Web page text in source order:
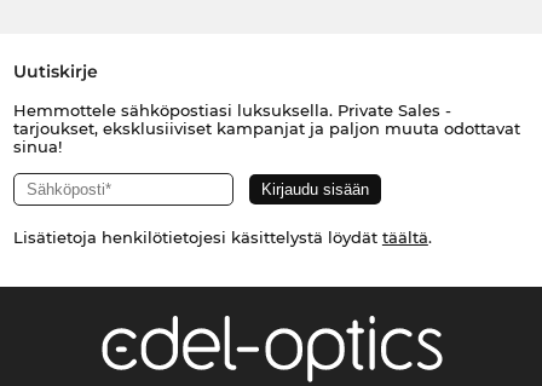
Uutiskirje
Hemmottele sähköpostiasi luksuksella. Private Sales -
tarjoukset, eksklusiiviset kampanjat ja paljon muuta odottavat
sinua!
Lisätietoja henkilötietojesi käsittelystä löydät täältä.